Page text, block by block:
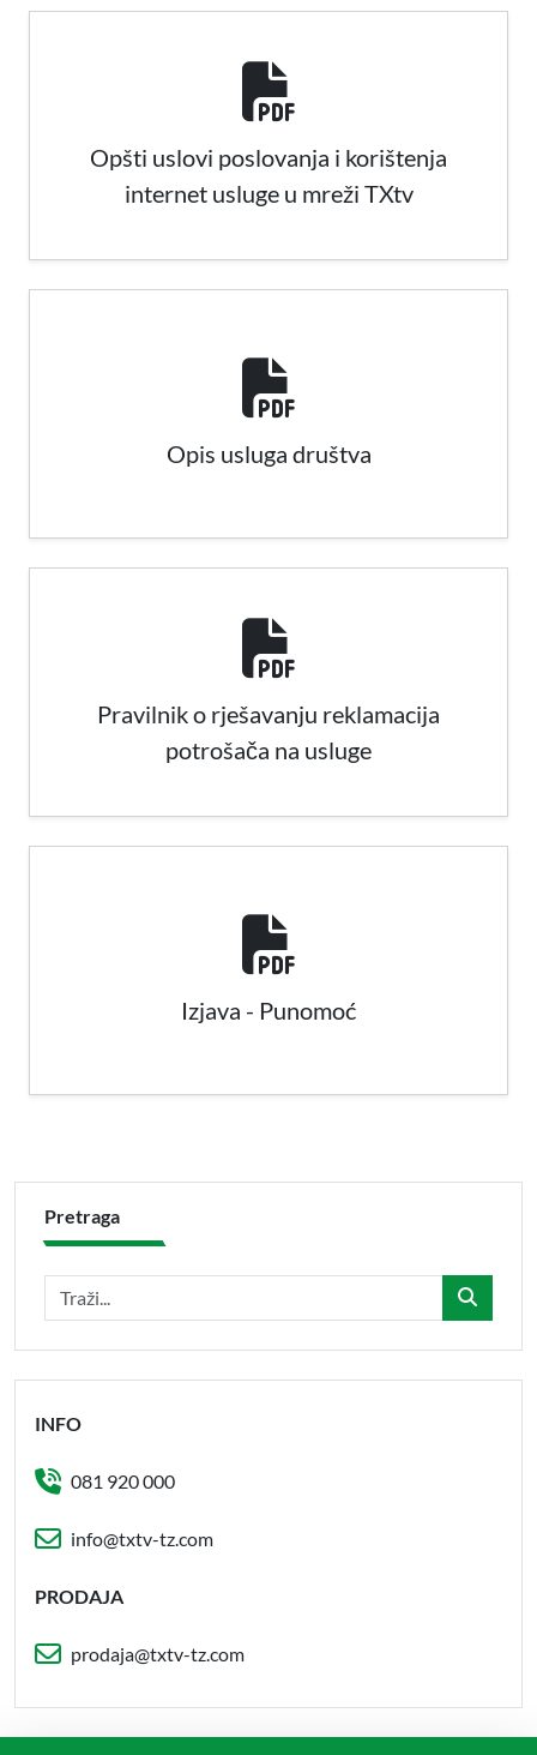
Opšti uslovi poslovanja i korištenja
internet usluge u mreži TXtv
Opis usluga društva
Pravilnik o rješavanju reklamacija
potrošača na usluge
Izjava - Punomoć
Pretraga
INFO
081 920 000
info@txtv-tz.com
PRODAJA
prodaja@txtv-tz.com